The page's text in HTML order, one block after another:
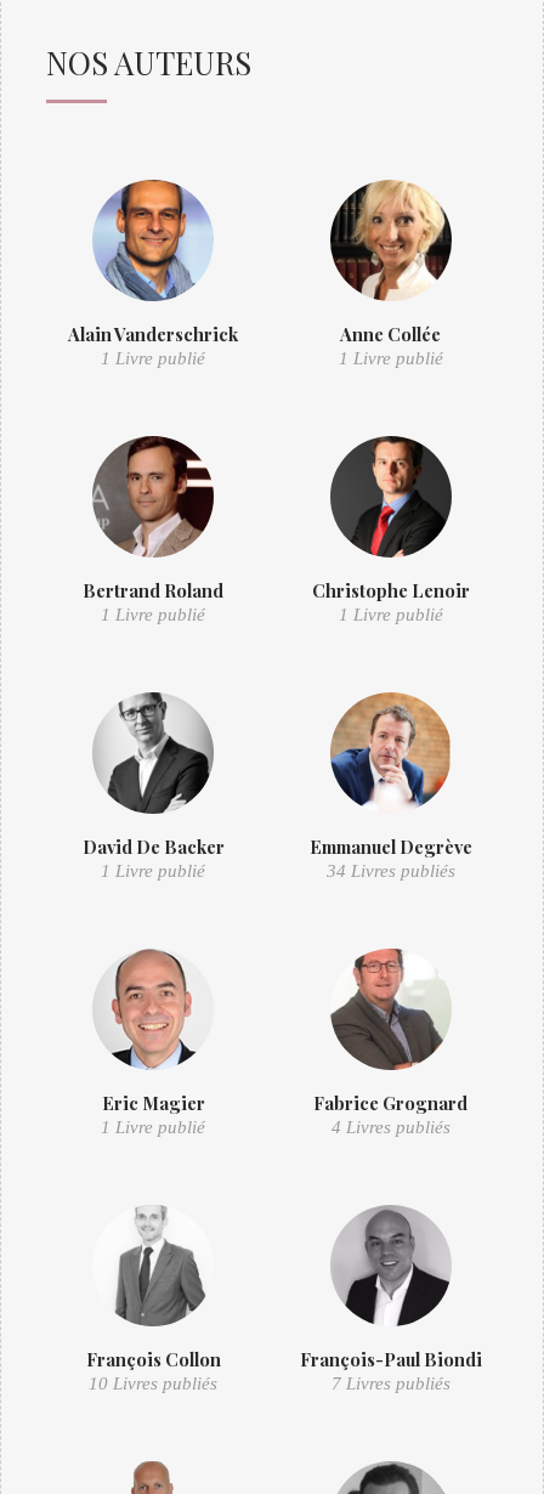
NOS AUTEURS
Alain Vanderschrick
1 Livre publié
Anne Collée
1 Livre publié
Bertrand Roland
1 Livre publié
Christophe Lenoir
1 Livre publié
David De Backer
1 Livre publié
Emmanuel Degrève
34 Livres publiés
Eric Magier
1 Livre publié
Fabrice Grognard
4 Livres publiés
François Collon
10 Livres publiés
François-Paul Biondi
7 Livres publiés